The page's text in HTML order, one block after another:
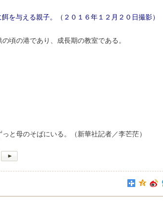
を与える親子。（２０１６年１２月２０日撮影）
の頃の港であり、成長期の教室である。
と母のそばにいる。（新華社記者／李芒茫）